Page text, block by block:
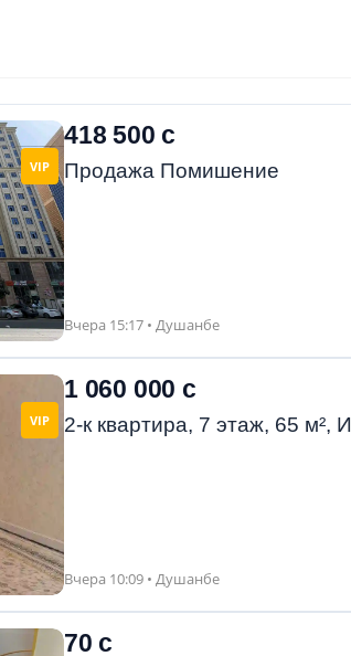
VIP
418 500 с
Продажа Помишение
Вчера 15:17 • Душанбе
VIP
1 060 000 с
2-к квартира, 7 этаж, 65 м²,
Вчера 10:09 • Душанбе
70 с